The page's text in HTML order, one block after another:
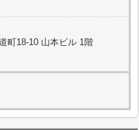
町18-10 山本ビル 1階